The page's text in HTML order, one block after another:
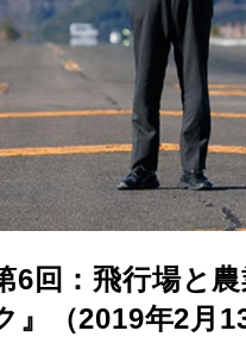
6回：飛行場と
』（2019年2月